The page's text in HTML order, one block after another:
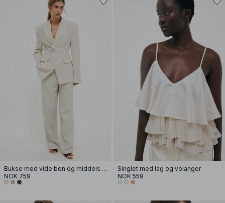
Bukse med vide ben og middels liv
NOK 759
Singlet med lag og volanger
NOK 559